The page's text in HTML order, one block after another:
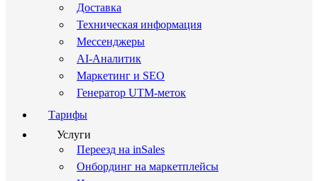
Доставка
Техническая информация
Мессенджеры
AI-Аналитик
Маркетинг и SEO
Генератор UTM-меток
Тарифы
Услуги
Переезд на inSales
Онбординг на маркетплейсы